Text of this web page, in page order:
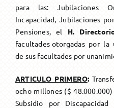
Hijos Discapacitados
Única Prestación
Coworking
Asesoramiento
Reciprocidad
De un Beneficiario
Solicitud
Transform. a Jub. Ord.
Beneficio Art. 40
Solicitud
Transform. a Jub. Ord.
Otros Beneficios
Reconocimiento de
Medios de pago
Formularios
para las: Jubilaciones
Incapacidad, Jubilaciones
Pensiones, el H.
facultades otorgadas por
de sus facultades por
ARTICULO PRIMERO:
ocho millones ($
Subsidio por